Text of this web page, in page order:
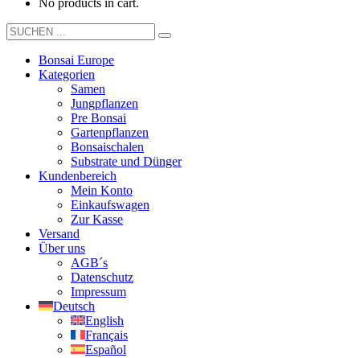
No products in cart.
Bonsai Europe
Kategorien
Samen
Jungpflanzen
Pre Bonsai
Gartenpflanzen
Bonsaischalen
Substrate und Dünger
Kundenbereich
Mein Konto
Einkaufswagen
Zur Kasse
Versand
Über uns
AGB´s
Datenschutz
Impressum
Deutsch
English
Français
Español